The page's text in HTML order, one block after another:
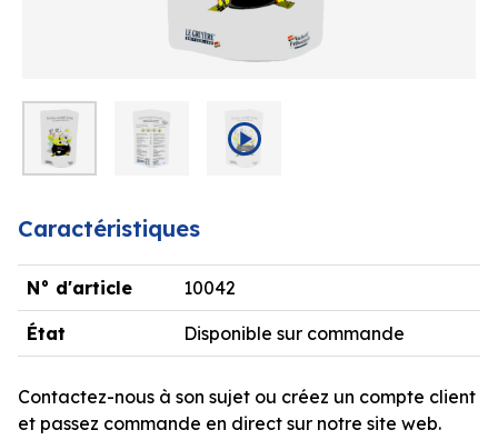
Caractéristiques
N° d'article 10042
État Disponible sur commande
Contactez-nous à son sujet ou créez un compte client
et passez commande en direct sur notre site web.